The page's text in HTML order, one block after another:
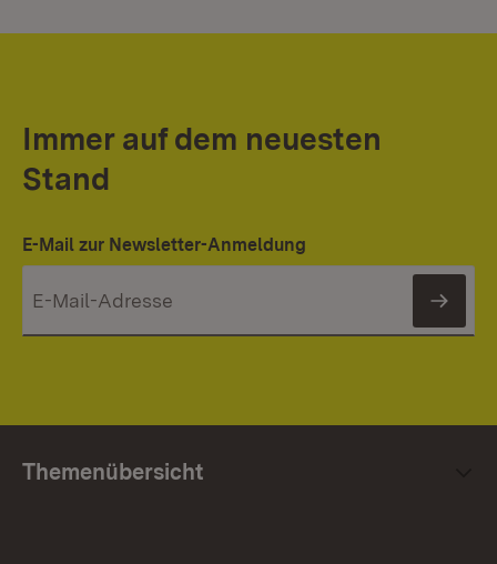
Immer auf dem neuesten
Stand
E-Mail zur Newsletter-Anmeldung
Themenübersicht